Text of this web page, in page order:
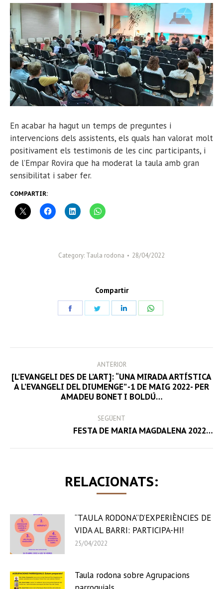
En acabar ha hagut un temps de preguntes i
intervencions dels assistents, els quals han valorat molt
positivament els testimonis de les cinc participants, i
de l’Empar Rovira que ha moderat la taula amb gran
sensibilitat i saber fer.
COMPARTIR:
Category: Taula rodona 28/04/2022
Compartir
NAVIGATION
ANTERIOR
Previous
post:
[L’EVANGELI DES DE L’ART]: “UNA MIRADA ARTÍSTICA
A L’EVANGELI DEL DIUMENGE” -1 DE MAIG 2022- PER
AMADEU BONET I BOLDÚ…
SEGÜENT
Next
FESTA DE MARIA MAGDALENA 2022…
RELACIONATS:
“TAULA RODONA”D’EXPERIÈNCIES DE
VIDA AL BARRI: PARTICIPA-HI!
25/04/2022
Taula rodona sobre Agrupacions